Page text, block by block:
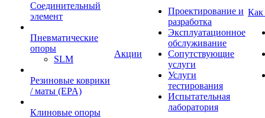
Cоединительный
элемент
Пневматические
опоры
SLM
Резиновые коврики
/ маты (EPA)
Клиновые опоры
Акции
Проектирование и
разработка
Эксплуатационное
обслуживание
Сопутствующие
услуги
Услуги
тестирования
Испытательная
лаборатория
Как